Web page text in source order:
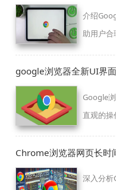
介绍
助用户合
google浏览器全新UI界
Google
直观的操
Chrome浏览器网页长时
深入分